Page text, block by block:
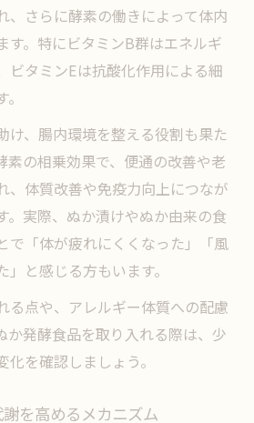
、さらに酵素の働きによって体内
す。特にビタミンB群はエネルギ
ビタミンEは抗酸化作用による細
け、腸内環境を整える役割も果た
素の相乗効果で、便通の改善や老
、体質改善や免疫力向上につなが
。実際、ぬか漬けやぬか由来の食
で「体が疲れにくくなった」「風
と感じる方もいます。
る点や、アレルギー体質への配慮
か発酵食品を取り入れる際は、少
を確認しましょう。
を高めるメカニズム